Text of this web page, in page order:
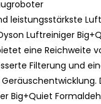
leistungsstärkste
Luftreiniger
eine Reichweite
Filterung und
Big+Quiet